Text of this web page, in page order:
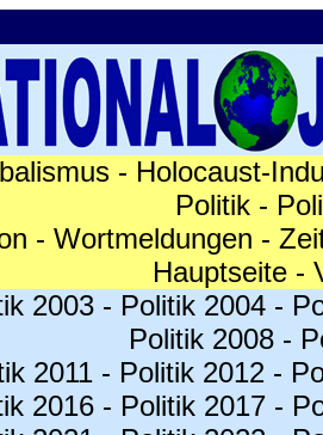
- Holocaust-
Politik -
- Wortmeldungen -
Hauptseite-
2003- Politik 2004-
Politik 2008 -
2011- Politik 2012-
2016- Politik 2017-